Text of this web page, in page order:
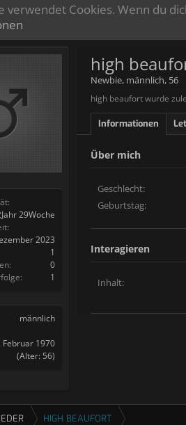
verwendet Cookies. Wenn du
29Woche
2023
1
0
1
männlich
Februar 1970
(Alter: 56)
high
Newbie, männlich, 56
high beaufort wurde
Informationen
Über mich
Geschlecht:
Geburtstag:
Interagieren
Inhalt:
HIGH BEAUFORT